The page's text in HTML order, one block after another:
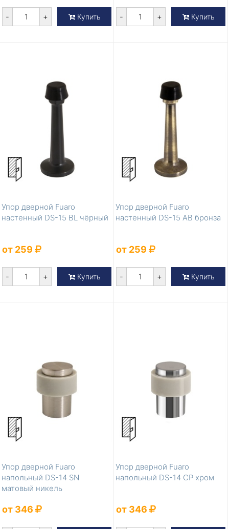
- + Купить - + Купить
Упор дверной Fuaro
настенный DS-15 BL чёрный
от 259
- + Купить
Упор дверной Fuaro
настенный DS-15 AB бронза
от 259
- + Купить
Упор дверной Fuaro
напольный DS-14 SN
матовый никель
от 346
Упор дверной Fuaro
напольный DS-14 CP хром
от 346